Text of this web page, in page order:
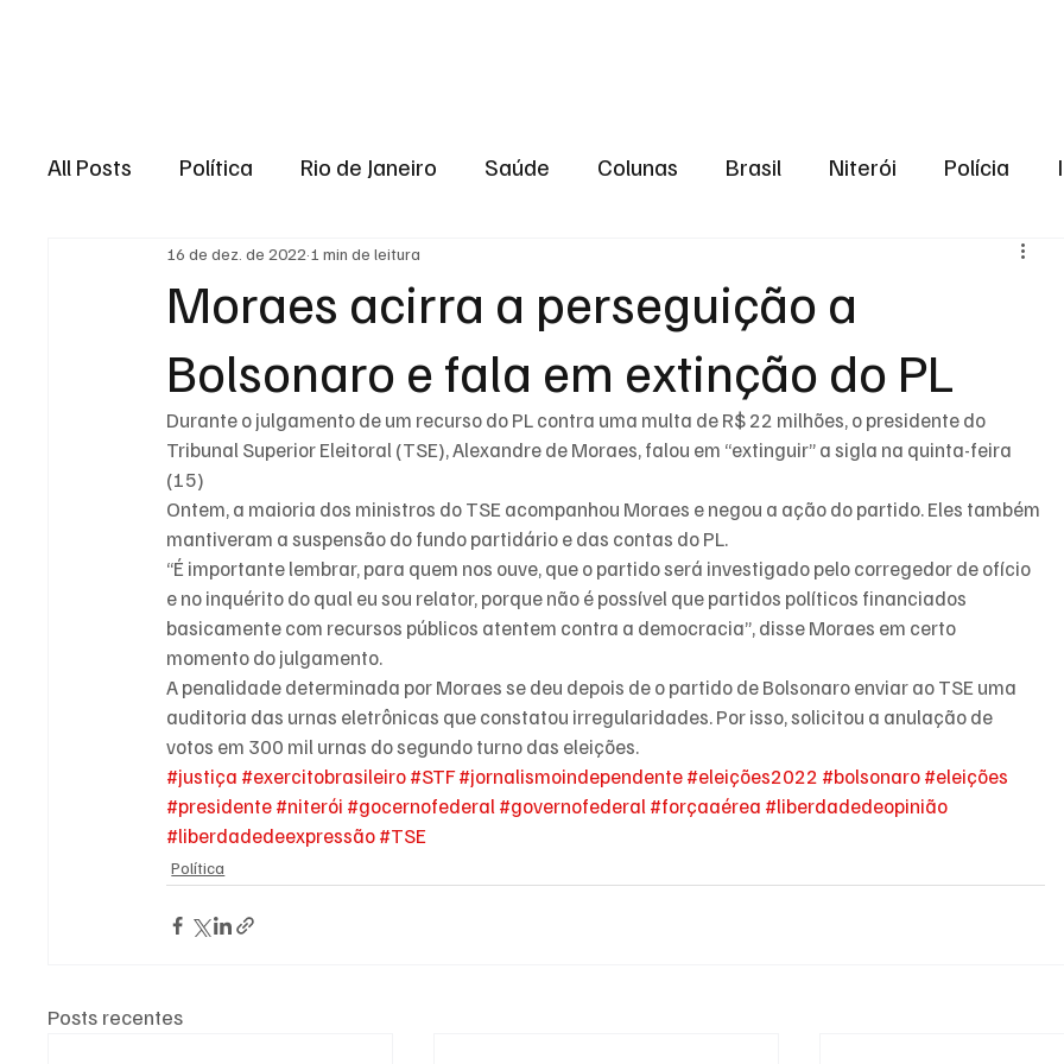
All Posts Política Rio de Janeiro Saúde Colunas Brasil Niterói Polícia
Região dos lagos Baixada Fluminense Região
Esporte Niterói Zona Oeste Região serrana Economia Zona Norte
Entretenimento Serviço Eleições 2024 Norte Fluminense Informação 2º
Moraes acirra a perseguição a
Bolsonaro e fala em extinção do PL
16 de dez. de 2022 1 min de leitura
Durante o julgamento de um recurso do PL contra uma multa de R$ 22 milhões, o presidente do
Tribunal Superior Eleitoral (TSE), Alexandre de Moraes, falou em “extinguir” a sigla na quinta-feira
(15)
Ontem, a maioria dos ministros do TSE acompanhou Moraes e negou a ação do partido. Eles também
mantiveram a suspensão do fundo partidário e das contas do PL.
“É importante lembrar, para quem nos ouve, que o partido será investigado pelo corregedor de ofício
e no inquérito do qual eu sou relator, porque não é possível que partidos políticos financiados
basicamente com recursos públicos atentem contra a democracia”, disse Moraes em certo
momento do julgamento.
A penalidade determinada por Moraes se deu depois de o partido de Bolsonaro enviar ao TSE uma
auditoria das urnas eletrônicas que constatou irregularidades. Por isso, solicitou a anulação de
votos em 300 mil urnas do segundo turno das eleições.
#justiça #exercitobrasileiro#STF#jornalismoindependente#eleições2022 #bolsonaro#eleições
#presidente#niterói #gocernofederal#governofederal#forçaaérea #liberdadedeopinião
#liberdadedeexpressão#TSE
Política
Posts recentes